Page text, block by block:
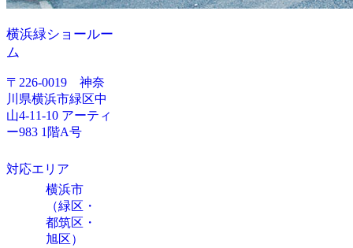
横浜緑ショールー
ム
〒226-0019 神奈
川県横浜市緑区中
山4-11-10 アーティ
ー983 1階A号
対応エリア
横浜市
（緑区・
都筑区・
旭区）